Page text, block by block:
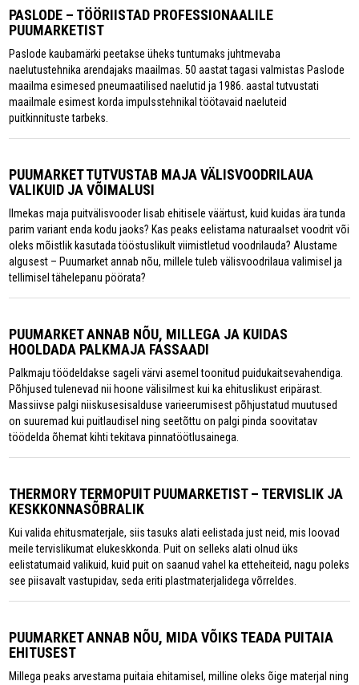
PASLODE – TÖÖRIISTAD PROFESSIONAALILE
PUUMARKETIST
Paslode kaubamärki peetakse üheks tuntumaks juhtmevaba
naelutustehnika arendajaks maailmas. 50 aastat tagasi valmistas Paslode
maailma esimesed pneumaatilised naelutid ja 1986. aastal tutvustati
maailmale esimest korda impulsstehnikal töötavaid naeluteid
puitkinnituste tarbeks.
PUUMARKET TUTVUSTAB MAJA VÄLISVOODRILAUA
VALIKUID JA VÕIMALUSI
Ilmekas maja puitvälisvooder lisab ehitisele väärtust, kuid kuidas ära tunda
parim variant enda kodu jaoks? Kas peaks eelistama naturaalset voodrit või
oleks mõistlik kasutada tööstuslikult viimistletud voodrilauda? Alustame
algusest – Puumarket annab nõu, millele tuleb välisvoodrilaua valimisel ja
tellimisel tähelepanu pöörata?
PUUMARKET ANNAB NÕU, MILLEGA JA KUIDAS
HOOLDADA PALKMAJA FASSAADI
Palkmaju töödeldakse sageli värvi asemel toonitud puidukaitsevahendiga.
Põhjused tulenevad nii hoone välisilmest kui ka ehituslikust eripärast.
Massiivse palgi niiskusesisalduse varieerumisest põhjustatud muutused
on suuremad kui puitlaudisel ning seetõttu on palgi pinda soovitatav
töödelda õhemat kihti tekitava pinnatöötlusainega.
THERMORY TERMOPUIT PUUMARKETIST – TERVISLIK JA
KESKKONNASÕBRALIK
Kui valida ehitusmaterjale, siis tasuks alati eelistada just neid, mis loovad
meile tervislikumat elukeskkonda. Puit on selleks alati olnud üks
eelistatumaid valikuid, kuid puit on saanud vahel ka etteheiteid, nagu poleks
see piisavalt vastupidav, seda eriti plastmaterjalidega võrreldes.
PUUMARKET ANNAB NÕU, MIDA VÕIKS TEADA PUITAIA
EHITUSEST
Millega peaks arvestama puitaia ehitamisel, milline oleks õige materjal ning